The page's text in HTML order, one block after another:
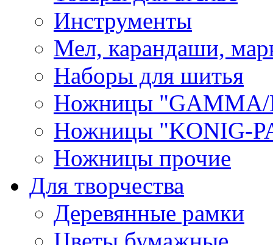
Инструменты
Мел, карандаши,
Наборы для шитья
Ножницы "GAMMA/
Ножницы "KONIG-
Ножницы прочие
Для творчества
Деревянные рамки